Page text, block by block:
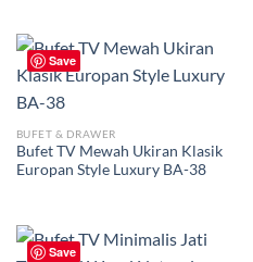
Save
BUFET & DRAWER
Bufet TV Mewah Ukiran Klasik
Europan Style Luxury BA-38
Save